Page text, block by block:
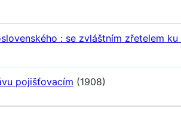
: se zvláštním zřetelem
pojišťovacím (1908)